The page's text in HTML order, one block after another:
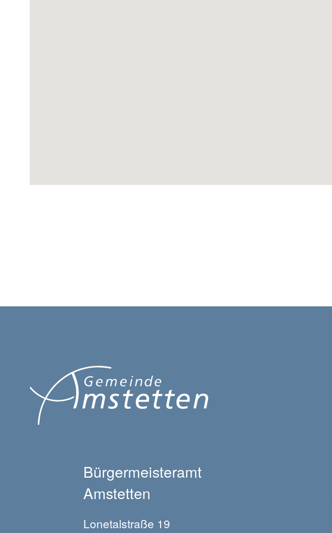
Bürgermeisteramt
Amstetten
Lonetalstraße 19